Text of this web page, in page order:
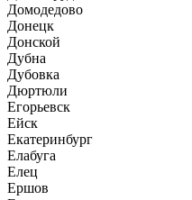
Домодедово
Донецк
Донской
Дубна
Дубовка
Дюртюли
Егорьевск
Ейск
Екатеринбург
Елабуга
Елец
Ершов